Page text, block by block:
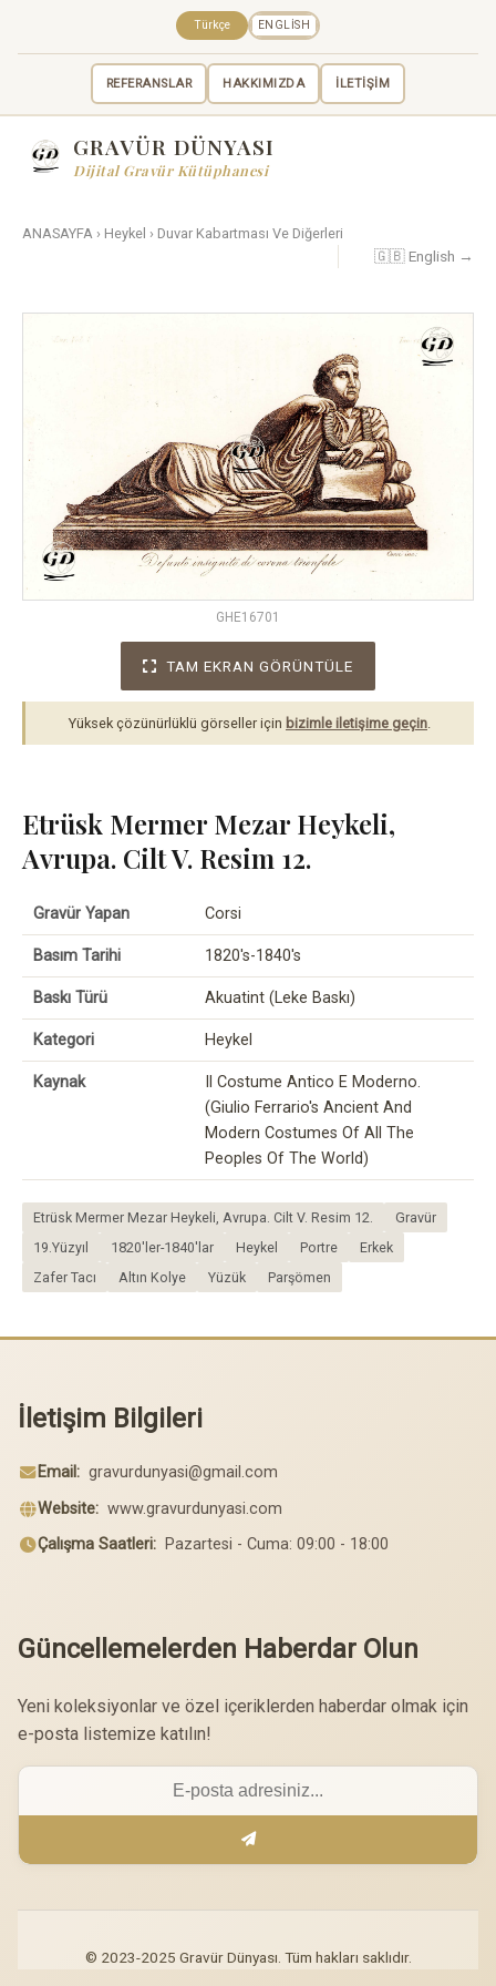
REFERANSLAR HAKKIMIZDA İLETİŞİM
Türkçe ENGLISH
GRAVÜR DÜNYASI
Dijital Gravür Kütüphanesi
ANASAYFA › Heykel › Duvar Kabartması Ve Diğerleri
🇬🇧 English →
GHE16701
TAM EKRAN GÖRÜNTÜLE
Yüksek çözünürlüklü görseller için bizimle iletişime geçin
Etrüsk Mermer Mezar Heykeli,
Avrupa. Cilt V. Resim 12.
Gravür Yapan Corsi
Basım Tarihi 1820's-1840's
Baskı Türü Akuatint (Leke Baskı)
Kategori Heykel
Kaynak
Il Costume Antico E Moderno.
(Giulio Ferrario's Ancient And
Modern Costumes Of All The
Peoples Of The World)
Etrüsk Mermer Mezar Heykeli, Avrupa. Cilt V. Resim 12.
Gravür
19.Yüzyıl
1820'ler-1840'lar Heykel Portre
Erkek
Zafer Tacı
Altın Kolye Yüzük Parşömen
İletişim Bilgileri
Email: gravurdunyasi@gmail.com
Website: www.gravurdunyasi.com
Çalışma Saatleri: Pazartesi - Cuma: 09:00 - 18:00
Güncellemelerden Haberdar Olun
Yeni koleksiyonlar ve özel içeriklerden haberdar olmak için
e-posta listemize katılın!
© 2023-2025 Gravür Dünyası. Tüm hakları saklıdır.